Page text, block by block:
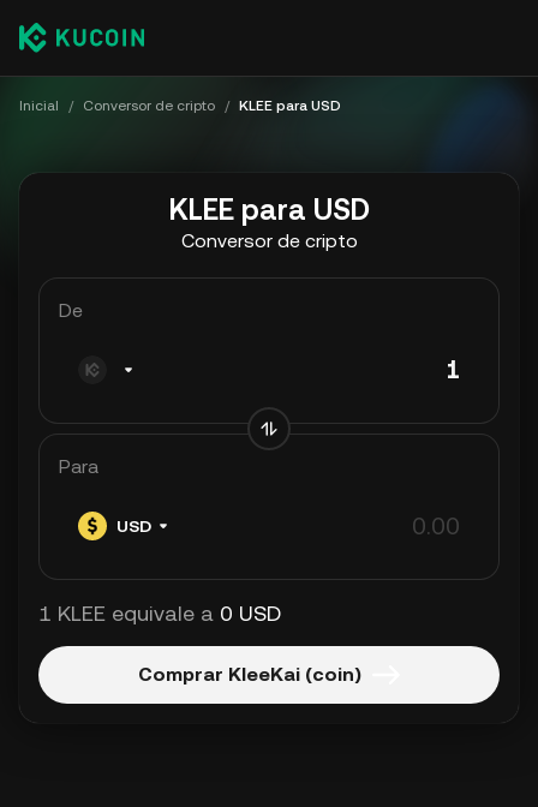
Inicial / Conversor de cripto / KLEE para USD
KLEE para USD
Conversor de cripto
De
Para
USD
1 KLEE equivale a 0 USD
Comprar KleeKai (coin)